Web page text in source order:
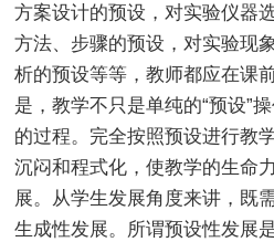
方案设计的预设，对实验仪器
方法、步骤的预设，对实验现
析的预设等等，教师都应在课
是，教学不只是单纯的“预设”
的过程。完全按照预设进行教
沉闷和程式化，使教学的生命
展。从学生发展角度来讲，既
生成性发展。所谓预设性发展